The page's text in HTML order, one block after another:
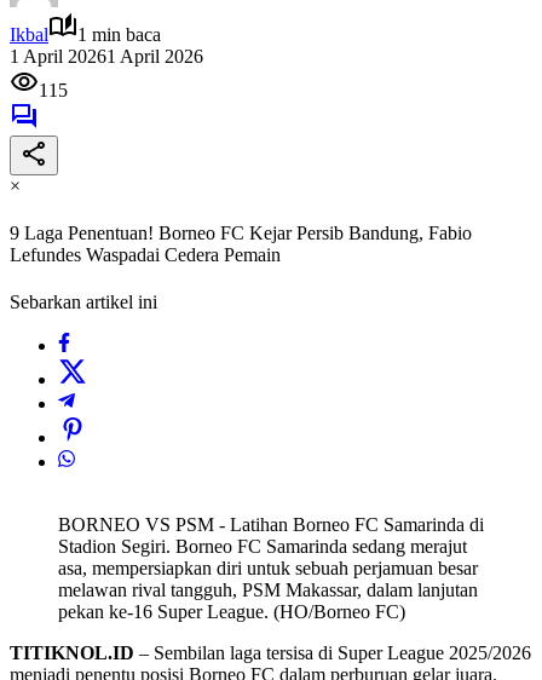
Ikbal
1 min baca
1 April 20261 April 2026
115
×
‎9 Laga Penentuan! Borneo FC Kejar Persib Bandung, Fabio
Lefundes Waspadai Cedera Pemain
Sebarkan artikel ini
BORNEO VS PSM - Latihan Borneo FC Samarinda di
Stadion Segiri. Borneo FC Samarinda sedang merajut
asa, mempersiapkan diri untuk sebuah perjamuan besar
melawan rival tangguh, PSM Makassar, dalam lanjutan
pekan ke-16 Super League. (HO/Borneo FC)
TITIKNOL.ID – Sembilan laga tersisa di Super League 2025/2026
menjadi penentu posisi Borneo FC dalam perburuan gelar juara.